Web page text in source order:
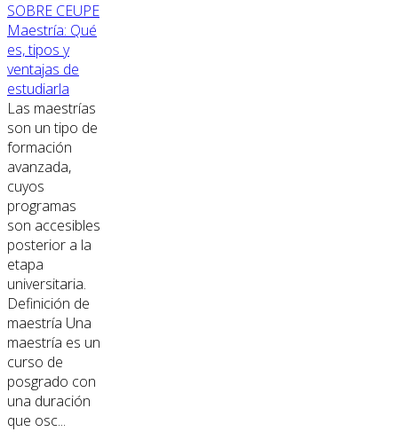
SOBRE CEUPE
Maestría: Qué
es, tipos y
ventajas de
estudiarla
Las maestrías
son un tipo de
formación
avanzada,
cuyos
programas
son accesibles
posterior a la
etapa
universitaria.
Definición de
maestría Una
maestría es un
curso de
posgrado con
una duración
que osc...